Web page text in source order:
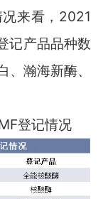
来看，2021
记产品品种数
瀚海新酶、
登记情况